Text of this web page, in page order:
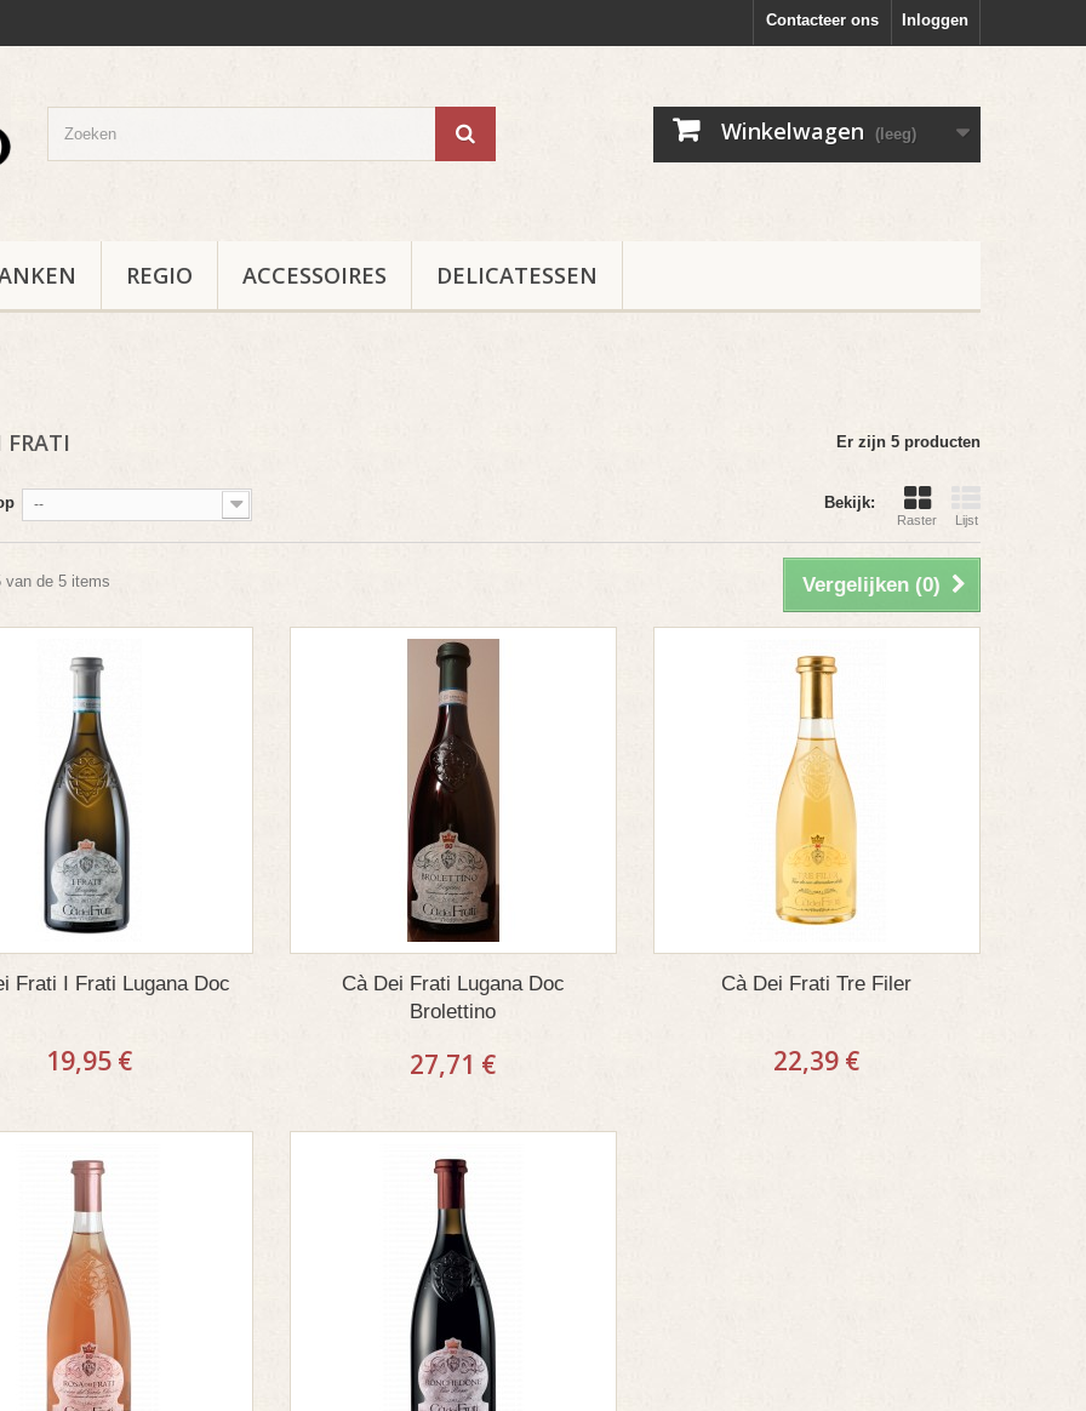
Inloggen
Contacteer ons
Winkelwagen (leeg)
REGIO ACCESSOIRES DELICATESSEN
FRATI Er zijn 5 producten
Bekijk:
Raster Lijst
--
Vergelijken (0)
van de 5 items
Frati I Frati Lugana Doc
19,95 €
Cà Dei Frati Lugana Doc
Brolettino
27,71 €
Cà Dei Frati Tre Filer
22,39 €